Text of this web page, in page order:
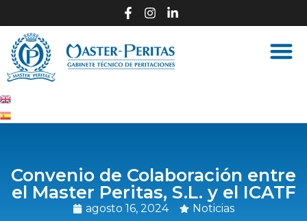
Convenio de Colaboración entre
el Master Peritas, S.L. y el ICATF
agosto 16, 2024 Noticias